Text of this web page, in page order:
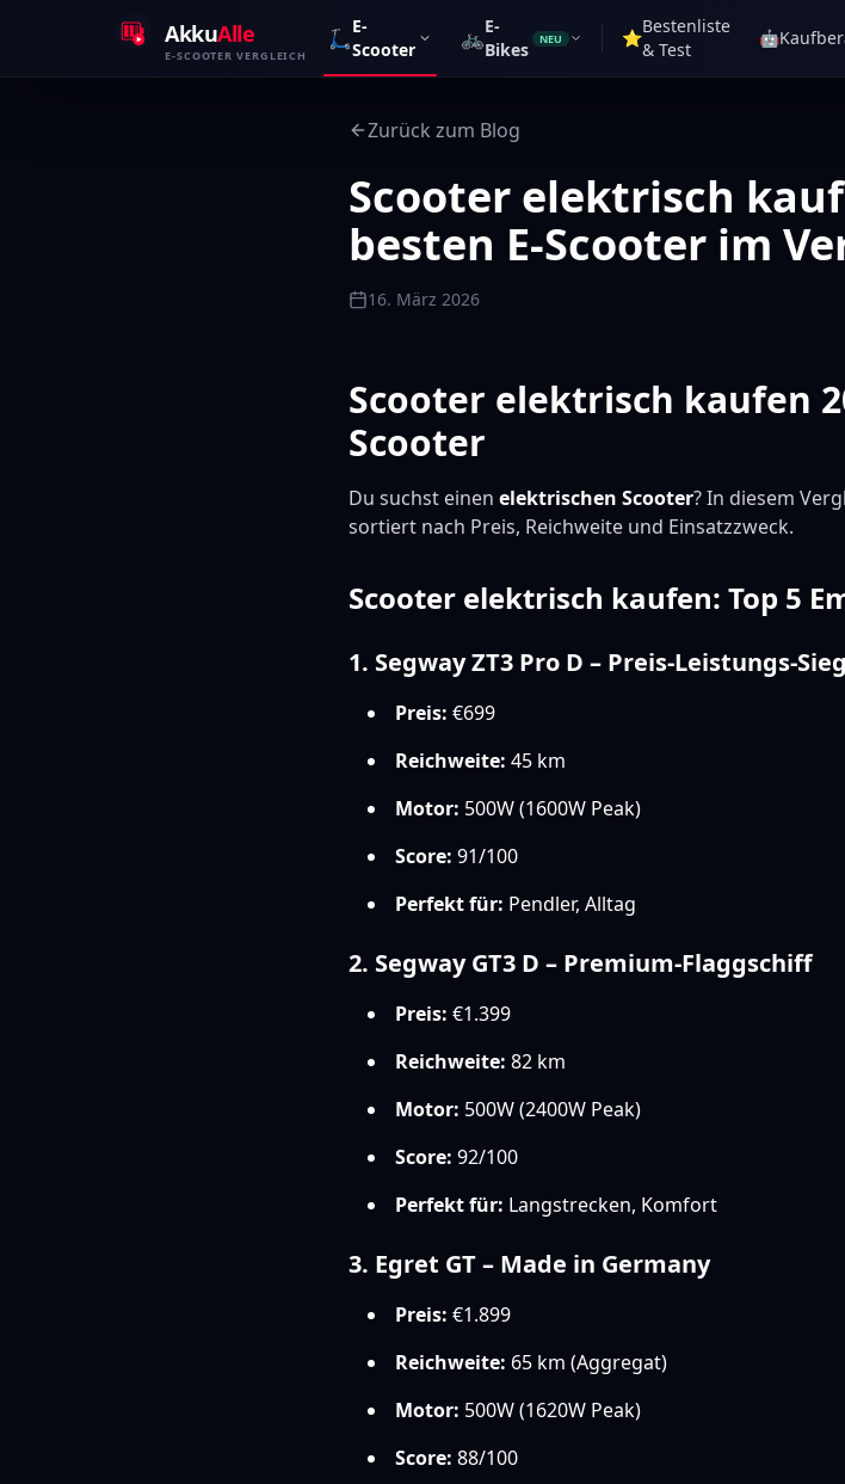
AkkuAlle
E-SCOOTER VERGLEICH
🛴E-
Scooter
🚲E-
Bikes
NEU ⭐
Bestenliste
& Test
🤖
Zurück zum Blog
Scooter elektrisch
besten E-Scooter im
16. März 2026
Scooter elektrisch kaufen
Scooter
Du suchst einen elektrischen Scooter? In diesem
sortiert nach Preis, Reichweite und Einsatzzweck.
Scooter elektrisch kaufen: Top 5
1. Segway ZT3 Pro D – Preis-Leistungs-
Preis: €699
Reichweite: 45 km
Motor: 500W (1600W Peak)
Score: 91/100
Perfekt für: Pendler, Alltag
2. Segway GT3 D – Premium-Flaggschiff
Preis: €1.399
Reichweite: 82 km
Motor: 500W (2400W Peak)
Score: 92/100
Perfekt für: Langstrecken, Komfort
3. Egret GT – Made in Germany
Preis: €1.899
Reichweite: 65 km (Aggregat)
Motor: 500W (1620W Peak)
Score: 88/100